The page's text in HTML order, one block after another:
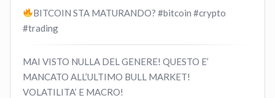
BITCOIN STA MATURANDO? #bitcoin #crypto
#trading
MAI VISTO NULLA DEL GENERE! QUESTO E’
MANCATO ALL’ULTIMO BULL MARKET!
VOLATILITA’ E MACRO!